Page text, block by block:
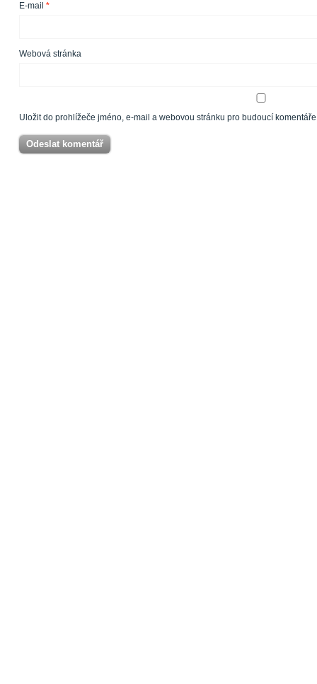
E-mail *
Webová stránka
Uložit do prohlížeče jméno, e-mail a webovou stránku pro budoucí